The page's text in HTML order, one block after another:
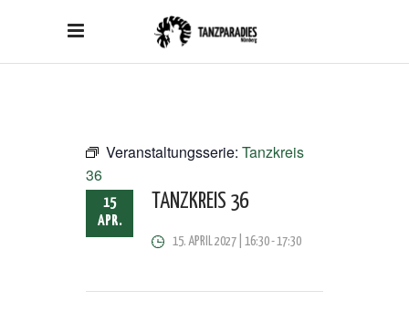
Veranstaltungsserie: Tanzkreis
36
15
APR.
TANZKREIS 36
15. APRIL 2027 | 16:30-17:30